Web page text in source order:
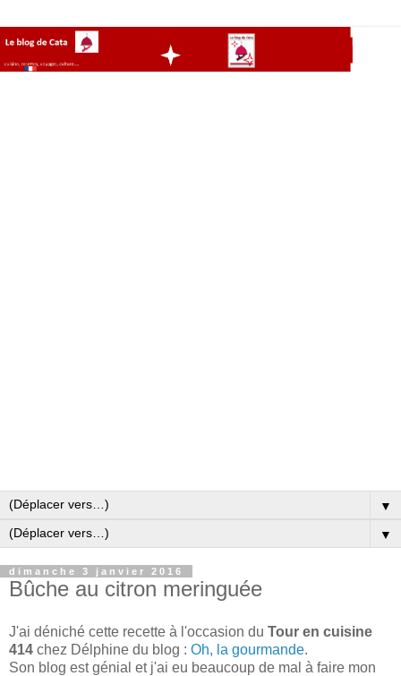
▼
▼
dimanche 3 janvier 2016
Bûche au citron meringuée
J'ai déniché cette recette à l'occasion du Tour en cuisine
414 chez Délphine du blog : Oh, la gourmande.
Son blog est génial et j'ai eu beaucoup de mal à faire mon